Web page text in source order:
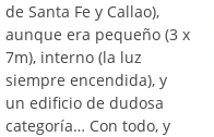
de Santa Fe y Callao),
aunque era pequeño (3 x
7m), interno (la luz
siempre encendida), y
un edificio de dudosa
categoría… Con todo, y